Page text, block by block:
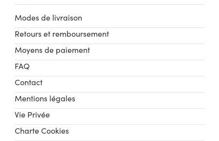
Modes de livraison
Retours et remboursement
Moyens de paiement
FAQ
Contact
Mentions légales
Vie Privée
Charte Cookies